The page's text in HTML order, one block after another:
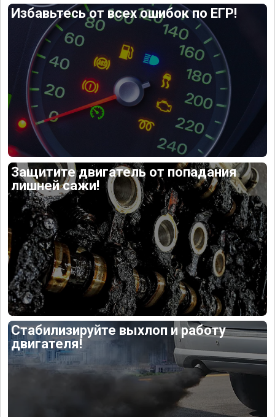
Избавьтесь от всех ошибок по ЕГР!
Защитите двигатель от попадания
лишней сажи!
Стабилизируйте выхлоп и работу
двигателя!